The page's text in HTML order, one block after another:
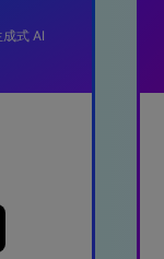
式 AI